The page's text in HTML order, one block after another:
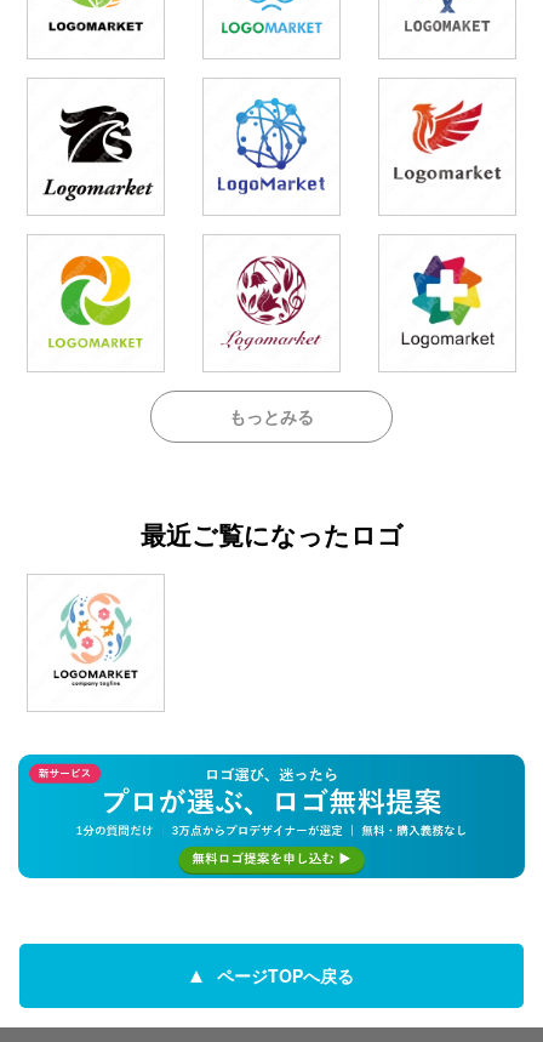
もっとみる
最近ご覧になったロゴ
ページTOPへ戻る